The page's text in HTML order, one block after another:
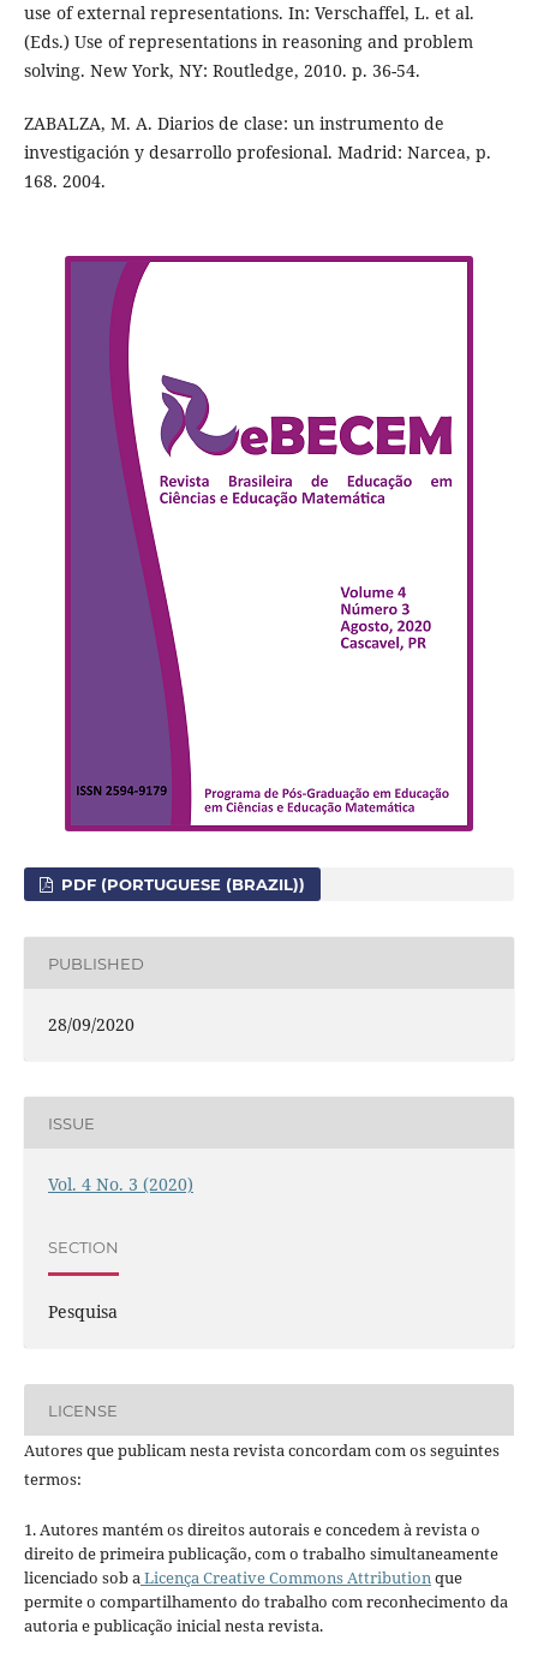
use of external representations. In: Verschaffel, L. et al.
(Eds.) Use of representations in reasoning and problem
solving. New York, NY: Routledge, 2010. p. 36-54.
ZABALZA, M. A. Diarios de clase: un instrumento de
investigación y desarrollo profesional. Madrid: Narcea, p.
168. 2004.
PDF (PORTUGUESE (BRAZIL))
PUBLISHED
28/09/2020
ISSUE
Vol. 4 No. 3 (2020)
SECTION
Pesquisa
LICENSE
Autores que publicam nesta revista concordam com os seguintes
termos:
1. Autores mantém os direitos autorais e concedem à revista o
direito de primeira publicação, com o trabalho simultaneamente
licenciado sob aLicença Creative Commons Attributionque
permite o compartilhamento do trabalho com reconhecimento da
autoria e publicação inicial nesta revista.